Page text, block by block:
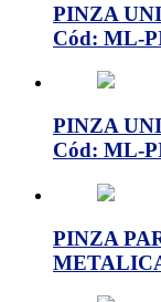
PINZA
Cód: ML-
PINZA
Cód: ML-
PINZA